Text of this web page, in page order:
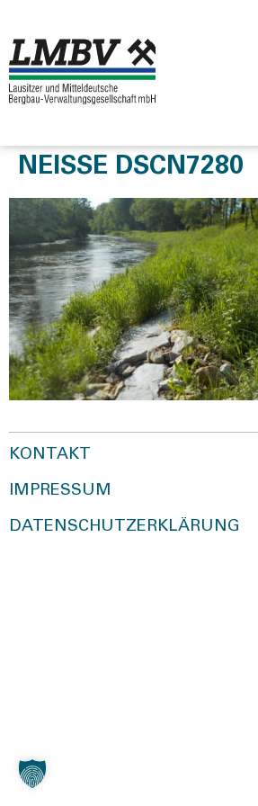
NEISSE DSCN7280
KONTAKT
IMPRESSUM
DATENSCHUTZERKLÄRUNG